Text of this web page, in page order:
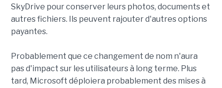
SkyDrive pour conserver leurs photos, documents et
autres fichiers. Ils peuvent rajouter d'autres options
payantes.
Probablement que ce changement de nom n'aura
pas d'impact sur les utilisateurs à long terme. Plus
tard, Microsoft déploiera probablement des mises à